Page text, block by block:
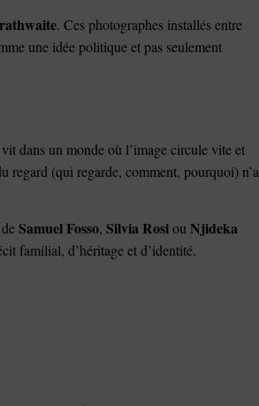
. Ces photographes installés entre
une idée politique et pas seulement
dans un monde où l’image circule vite et
regard (qui regarde, comment, pourquoi) n’a
Samuel Fosso, Silvia Rosiou Njideka
familial, d’héritage et d’identité.